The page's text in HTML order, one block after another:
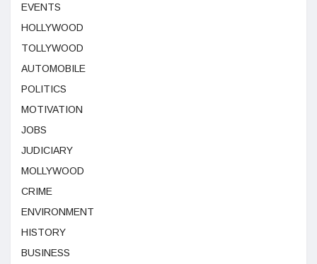
EVENTS
HOLLYWOOD
TOLLYWOOD
AUTOMOBILE
POLITICS
MOTIVATION
JOBS
JUDICIARY
MOLLYWOOD
CRIME
ENVIRONMENT
HISTORY
BUSINESS